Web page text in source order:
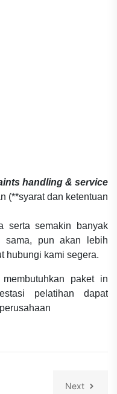
handling & service
(**syarat dan ketentuan
serta semakin banyak
sama, pun akan lebih
hubungi kami segera.
paket in
pelatihan dapat
Next